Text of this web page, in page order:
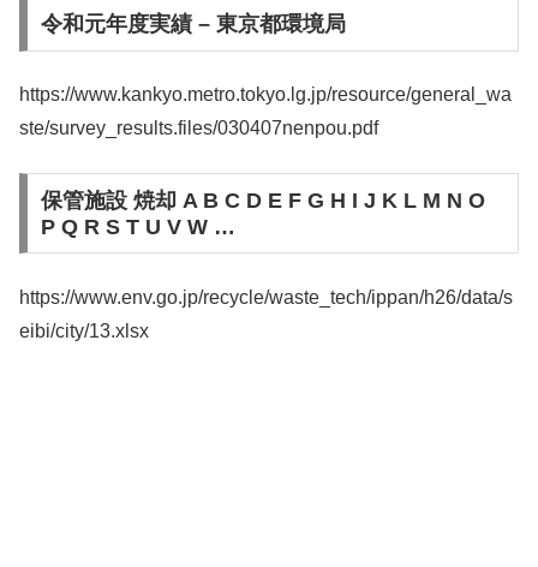
令和元年度実績 – 東京都環境局
https://www.kankyo.metro.tokyo.lg.jp/resource/general_wa
ste/survey_results.files/030407nenpou.pdf
保管施設 焼却 A B C D E F G H I J K L M N O
P Q R S T U V W …
https://www.env.go.jp/recycle/waste_tech/ippan/h26/data/s
eibi/city/13.xlsx